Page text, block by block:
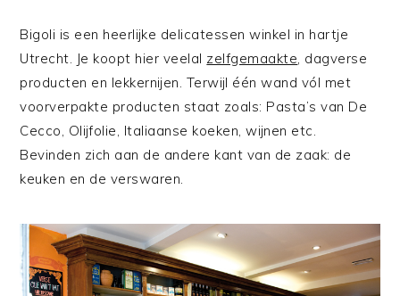
Bigoli is een heerlijke delicatessen winkel in hartje
Utrecht. Je koopt hier veelal zelfgemaakte , dagverse
producten en lekkernijen. Terwijl één wand vól met
voorverpakte producten staat zoals: Pasta’s van De
Cecco, Olijfolie, Italiaanse koeken, wijnen etc.
Bevinden zich aan de andere kant van de zaak: de
keuken en de verswaren.